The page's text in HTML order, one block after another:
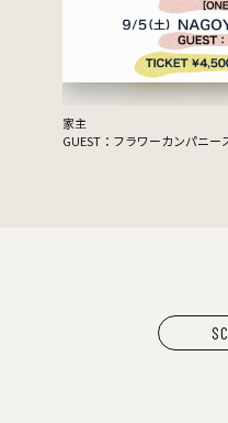
家主
GUEST：フラワーカンパニー